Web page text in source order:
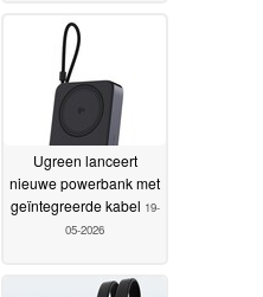
Ugreen lanceert
nieuwe powerbank met
geïntegreerde kabel 19-
05-2026